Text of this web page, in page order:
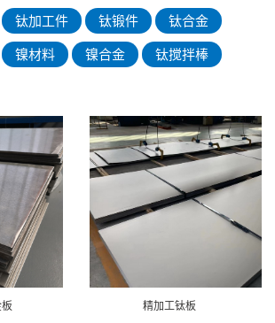
钛加工件 钛锻件 钛合金
镍材料 镍合金 钛搅拌棒
精加工钛板